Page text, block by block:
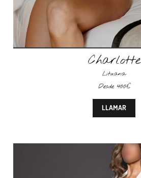
Charlotte
Lituana
Desde 400€
LLAMAR